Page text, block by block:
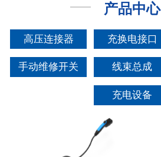
产品中心
高压连接器 充换电接口
手动维修开关 线束总成
充电设备